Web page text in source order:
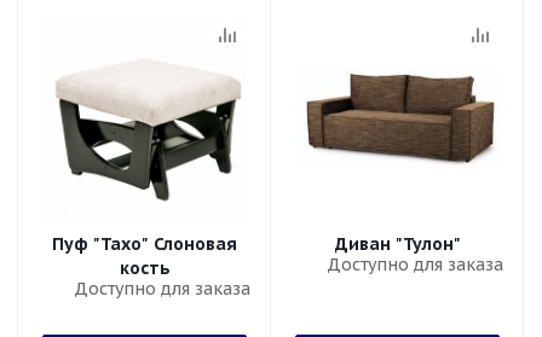
Пуф "Тахо" Слоновая
кость
Доступно для заказа
Диван "Тулон"
Доступно для заказа